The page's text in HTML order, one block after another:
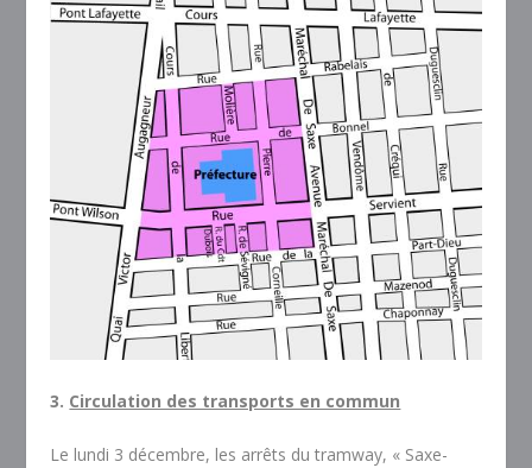
3. Circulation des transports en commun
Le lundi 3 décembre, les arrêts du tramway, « Saxe-